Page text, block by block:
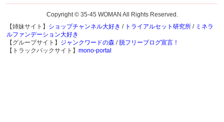
Copyright © 35-45 WOMAN All Rights Reserved.
【姉妹サイト】 ショップチャンネル大好き / トライアルセット研究所 / ミネラ
ルファンデーション大好き
【グループサイト】 ジャンクワードの森 / 脱フリーブログ宣言！
【トラックバックサイト】mono-portal